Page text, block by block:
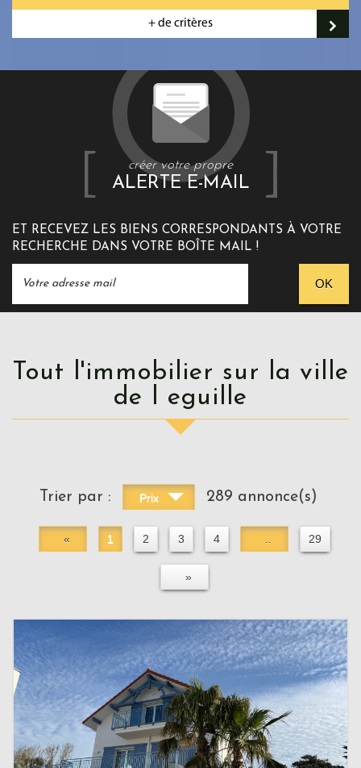
+ de critères
créer votre propre
ALERTE E-MAIL
ET RECEVEZ LES BIENS CORRESPONDANTS À VOTRE
RECHERCHE DANS VOTRE BOÎTE MAIL !
OK
Tout l'immobilier sur la ville
de l eguille
Trier par : Prix 289 annonce(s)
« 1 2 3 4 .. 29
»